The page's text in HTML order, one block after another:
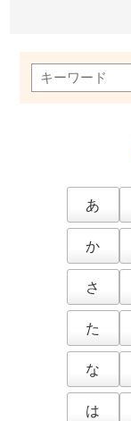
あ
か
さ
た
な
は